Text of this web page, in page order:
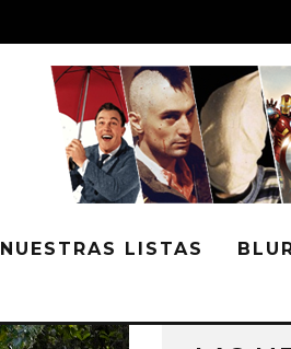
NUESTRAS LISTAS